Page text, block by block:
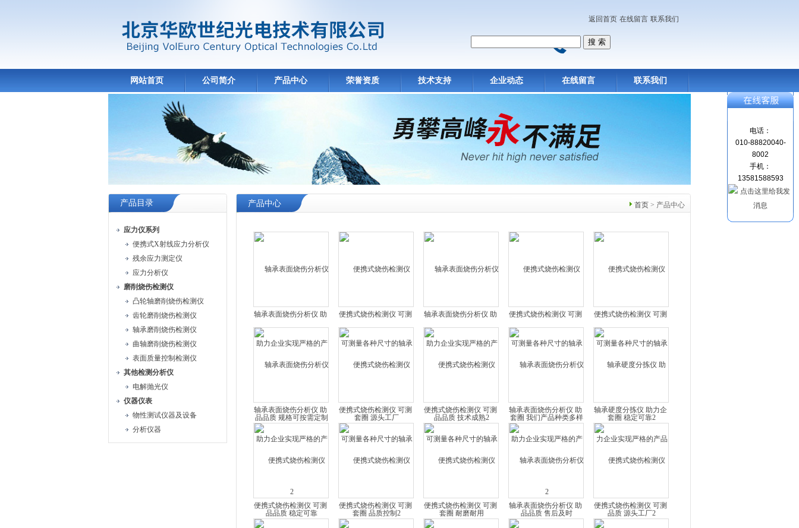
返回首页 在线留言 联系我们
网站首页 公司简介 产品中心 荣誉资质 技术支持 企业动态 在线留言 联系我们
产品目录
应力仪系列
便携式X射线应力分析仪
残余应力测定仪
应力分析仪
磨削烧伤检测仪
凸轮轴磨削烧伤检测仪
齿轮磨削烧伤检测仪
轴承磨削烧伤检测仪
曲轴磨削烧伤检测仪
表面质量控制检测仪
其他检测分析仪
电解抛光仪
仪器仪表
物性测试仪器及设备
分析仪器
首页 > 产品中心
产品中心
轴承表面烧伤分析仪 助
力企业实现严格的产品
品质 规格可按需定制2
便携式烧伤检测仪 可测
量各种尺寸的轴承套圈
源头工厂
轴承表面烧伤分析仪 助
力企业实现严格的产品
品质 技术成熟2
便携式烧伤检测仪 可测
量各种尺寸的轴承套圈
我们产品种类多样2
便携式烧伤检测仪 可测
量各种尺寸的轴承套圈
稳定可靠2
轴承表面烧伤分析仪 助
力企业实现严格的产品
品质 稳定可靠
便携式烧伤检测仪 可测
量各种尺寸的轴承套圈
品质控制2
便携式烧伤检测仪 可测
量各种尺寸的轴承套圈
耐磨耐用
轴承表面烧伤分析仪 助
力企业实现严格的产品
品质 售后及时
轴承硬度分拣仪 助力企
业实现严格的产品品质
源头工厂2
便携式烧伤检测仪 可测
量各种尺寸的轴承套圈
便携式烧伤检测仪 可测
量各种尺寸的轴承套圈
便携式烧伤检测仪 可测
量各种尺寸的轴承套圈
轴承表面烧伤分析仪 助
力企业实现严格的产品
便携式烧伤检测仪 可测
量各种尺寸的轴承套圈
电话：
010-88820040-
8002
手机：
13581588593